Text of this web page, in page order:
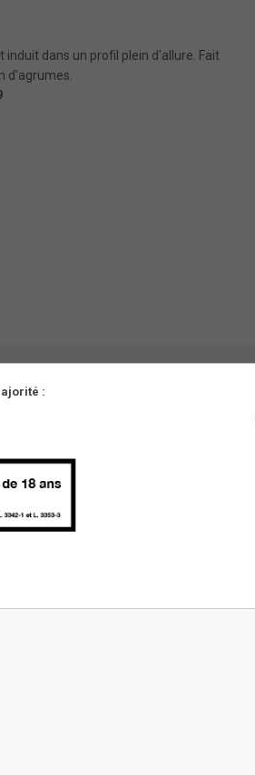
dans un profil plein d'allure. Fait
d'agrumes.
: